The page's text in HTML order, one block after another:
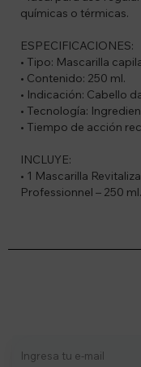
químicas o térmicas.
ESPECIFICACIONES:
• Tipo: Mascarilla
• Contenido: 250 ml.
• Indicación: Cabello
• Tecnología:
• Tiempo de acción
INCLUYE:
• 1 Mascarilla
Professionnel – 250 ml.